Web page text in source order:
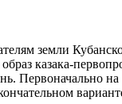
земли
казака-
Первоначально